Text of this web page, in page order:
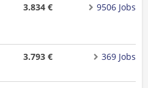
3.834 € 9506 Jobs
3.793 € 369 Jobs